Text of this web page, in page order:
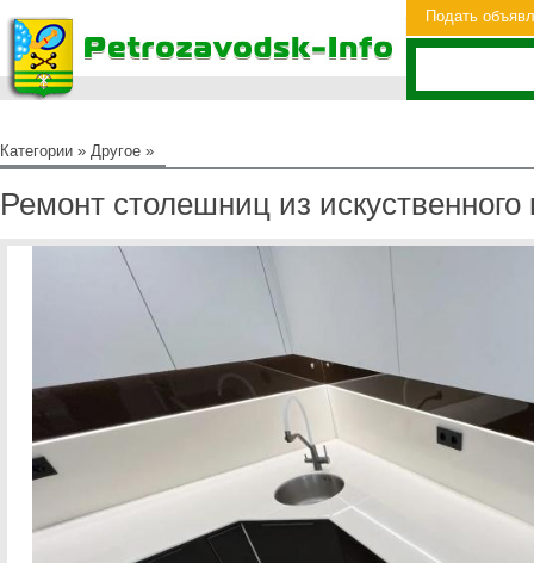
Подать
Категории » Другое »
Ремонт столешниц из искуственного